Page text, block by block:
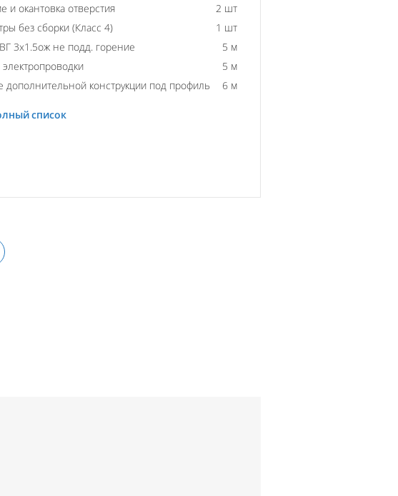
и окантовка отверстия
2 шт
без сборки (Класс 4)
1 шт
3х1.5ож не подд. горение
5 м
5 м
дополнительной конструкции под профиль
6 м
список